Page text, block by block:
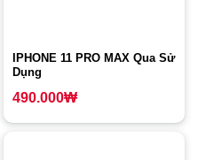
IPHONE 11 PRO MAX Qua Sử
Dụng
490.000₩